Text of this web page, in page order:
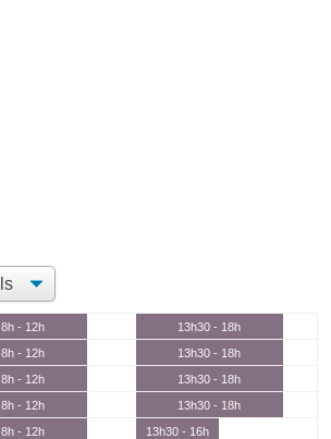
8h - 12h
13h30 - 18h
8h - 12h
13h30 - 18h
8h - 12h
13h30 - 18h
8h - 12h
13h30 - 18h
8h - 12h
13h30 - 16h